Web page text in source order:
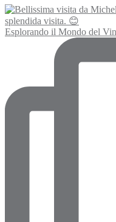
Esplorando il Mondo del